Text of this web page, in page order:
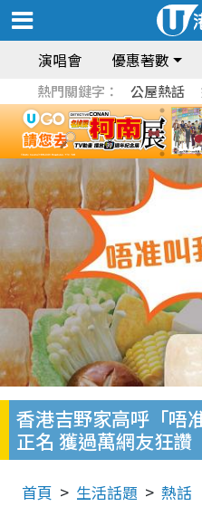
演唱會 優惠著數
熱門關鍵字： 公屋熱話
香港吉野家高呼「唔
正名 獲過萬網友狂讚
首頁 生活話題 熱話